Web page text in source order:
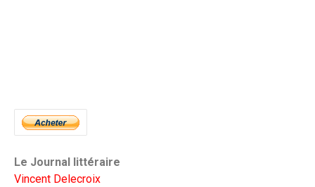
Le Journal littéraire
Vincent Delecroix